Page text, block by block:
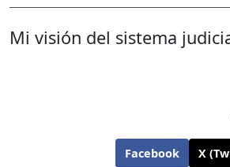
Mi visión del sistema
Facebook X